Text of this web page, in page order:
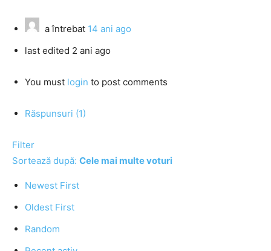
a întrebat 14 ani ago
last edited 2 ani ago
You must login to post comments
Răspunsuri (1)
Filter
Sortează după: Cele mai multe voturi
Newest First
Oldest First
Random